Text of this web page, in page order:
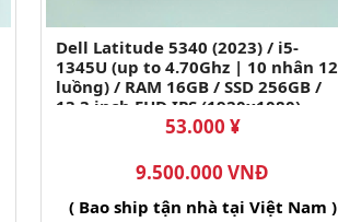
Dell Latitude 5340 (2023) / i5-
1345U (up to 4.70Ghz | 10 nhân 12
luồng) / RAM 16GB / SSD 256GB /
13.3 inch FHD IPS (1920x1080)
53.000 ¥
9.500.000 VNĐ
( Bao ship tận nhà tại Việt Nam )